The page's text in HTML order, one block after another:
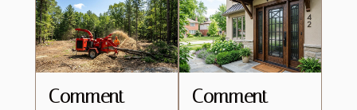
Comment
Comment